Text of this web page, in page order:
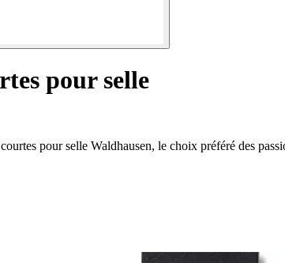
pour selle
pour selle Waldhausen, le choix préféré des